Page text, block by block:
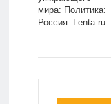
мира: Политика:
Россия: Lenta.ru